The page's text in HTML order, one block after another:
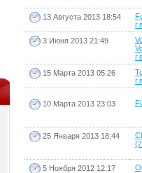
13 Августа 2013 18:54
3 Июня 2013 21:49
15 Марта 2013 05:26
10 Марта 2013 23:03
25 Января 2013 18:44
5 Ноября 2012 12:17